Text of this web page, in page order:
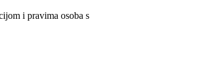
i pravima osoba s